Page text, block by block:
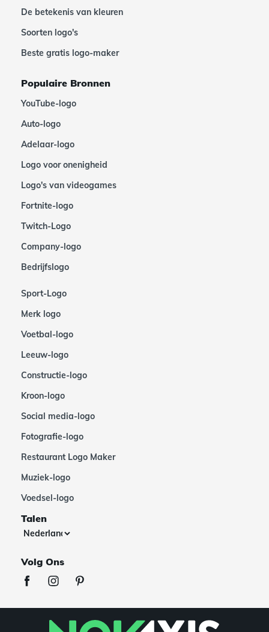
De betekenis van kleuren
Soorten logo's
Beste gratis logo-maker
Populaire Bronnen
YouTube-logo
Auto-logo
Adelaar-logo
Logo voor onenigheid
Logo's van videogames
Fortnite-logo
Twitch-Logo
Company-logo
Bedrijfslogo
Sport-Logo
Merk logo
Voetbal-logo
Leeuw-logo
Constructie-logo
Kroon-logo
Social media-logo
Fotografie-logo
Restaurant Logo Maker
Muziek-logo
Voedsel-logo
Talen
Volg Ons